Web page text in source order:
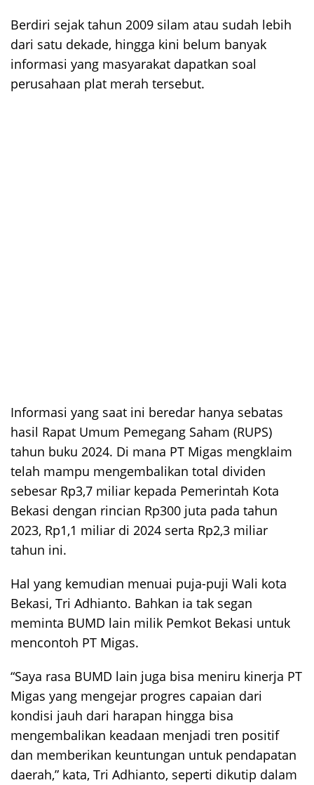
Berdiri sejak tahun 2009 silam atau sudah lebih
dari satu dekade, hingga kini belum banyak
informasi yang masyarakat dapatkan soal
perusahaan plat merah tersebut.
Informasi yang saat ini beredar hanya sebatas
hasil Rapat Umum Pemegang Saham (RUPS)
tahun buku 2024. Di mana PT Migas mengklaim
telah mampu mengembalikan total dividen
sebesar Rp3,7 miliar kepada Pemerintah Kota
Bekasi dengan rincian Rp300 juta pada tahun
2023, Rp1,1 miliar di 2024 serta Rp2,3 miliar
tahun ini.
Hal yang kemudian menuai puja-puji Wali kota
Bekasi, Tri Adhianto. Bahkan ia tak segan
meminta BUMD lain milik Pemkot Bekasi untuk
mencontoh PT Migas.
“Saya rasa BUMD lain juga bisa meniru kinerja PT
Migas yang mengejar progres capaian dari
kondisi jauh dari harapan hingga bisa
mengembalikan keadaan menjadi tren positif
dan memberikan keuntungan untuk pendapatan
daerah,” kata, Tri Adhianto, seperti dikutip dalam